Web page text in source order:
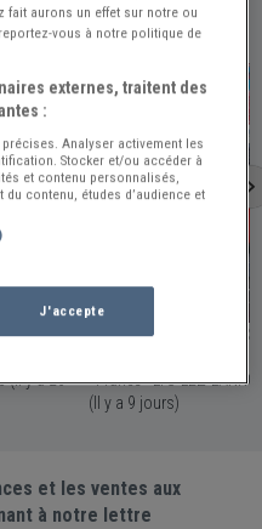
1 -
PRO
Lys-Lez-Lannoy
AUSTIN HEALEY
France - LYS-LEZ-LANNOY / Publiée le 2026-
(Il y a 9 jours)
et les ventes aux
à notre lettre
fait aurons un effet sur notre ou
vous à notre politique de
externes, traitent des
:
Analyser activement les
Stocker et/ou accéder à
et contenu personnalisés,
contenu, études d’audience et
J'accepte